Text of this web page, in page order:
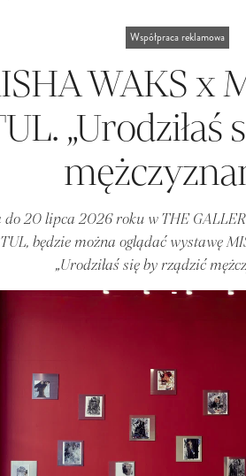
Współpraca reklamowa
WAKS x
„Urodziłaś
20 lipca 2026 roku w THE
będzie można oglądać wystawę
„Urodziłaś się by rządzić